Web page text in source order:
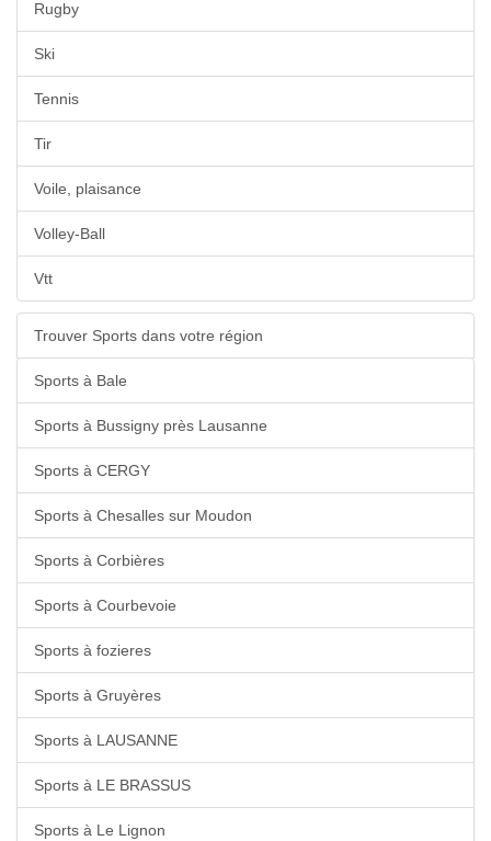
Rugby
Ski
Tennis
Tir
Voile, plaisance
Volley-Ball
Vtt
Trouver Sports dans votre région
Sports à Bale
Sports à Bussigny près Lausanne
Sports à CERGY
Sports à Chesalles sur Moudon
Sports à Corbières
Sports à Courbevoie
Sports à fozieres
Sports à Gruyères
Sports à LAUSANNE
Sports à LE BRASSUS
Sports à Le Lignon